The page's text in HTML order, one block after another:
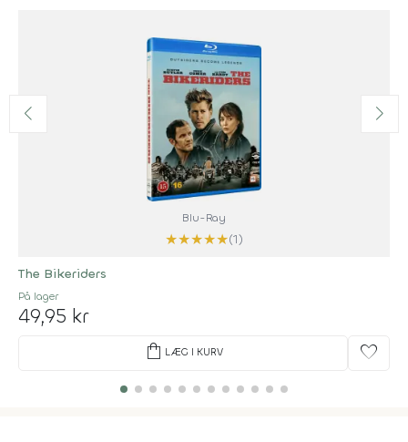
Blu-Ray
★★★★★(1)
The Bikeriders
På lager
49,95 kr
shopping_bag LÆG I KURV favorite